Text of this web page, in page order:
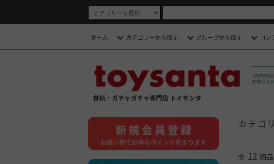
ホーム カテゴリーから探す グループから探す コン
食玩・ガチャガチャ専門店 トイサンタ
カテゴ
全 12 商品